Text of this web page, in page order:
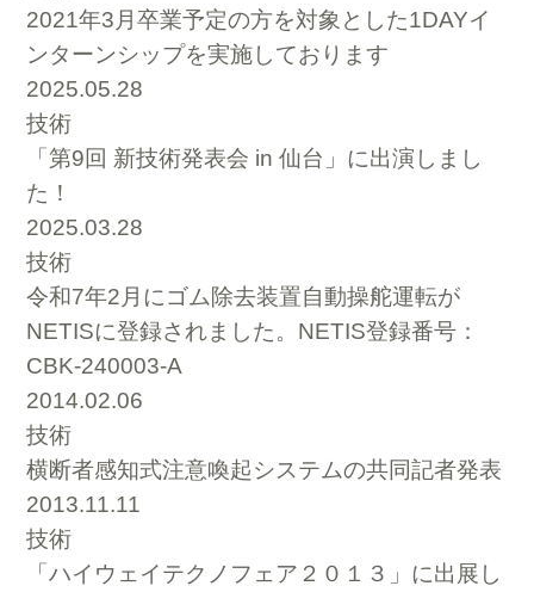
2021年3月卒業予定の方を対象とした1DAYイ
ンターンシップを実施しております
2025.05.28
技術
「第9回 新技術発表会 in 仙台」に出演しまし
た！
2025.03.28
技術
令和7年2月にゴム除去装置自動操舵運転が
NETISに登録されました。NETIS登録番号：
CBK-240003-A
2014.02.06
技術
横断者感知式注意喚起システムの共同記者発表
2013.11.11
技術
「ハイウェイテクノフェア２０１３」に出展し